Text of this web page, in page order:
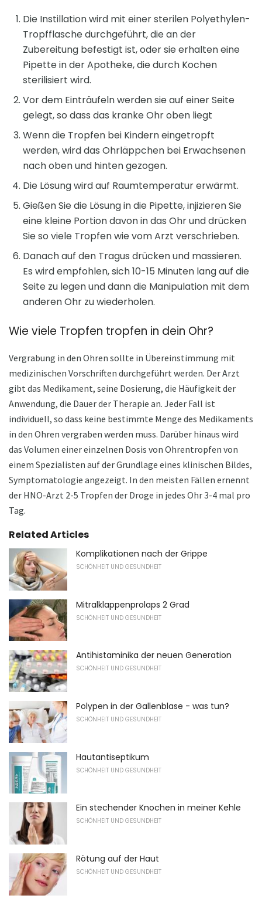
Die Instillation wird mit einer sterilen Polyethylen-
Tropfflasche durchgeführt, die an der
Zubereitung befestigt ist, oder sie erhalten eine
Pipette in der Apotheke, die durch Kochen
sterilisiert wird.
Vor dem Einträufeln werden sie auf einer Seite
gelegt, so dass das kranke Ohr oben liegt
Wenn die Tropfen bei Kindern eingetropft
werden, wird das Ohrläppchen bei Erwachsenen
nach oben und hinten gezogen.
Die Lösung wird auf Raumtemperatur erwärmt.
Gießen Sie die Lösung in die Pipette, injizieren Sie
eine kleine Portion davon in das Ohr und drücken
Sie so viele Tropfen wie vom Arzt verschrieben.
Danach auf den Tragus drücken und massieren.
Es wird empfohlen, sich 10-15 Minuten lang auf die
Seite zu legen und dann die Manipulation mit dem
anderen Ohr zu wiederholen.
Wie viele Tropfen tropfen in dein Ohr?
Vergrabung in den Ohren sollte in Übereinstimmung mit
medizinischen Vorschriften durchgeführt werden. Der Arzt
gibt das Medikament, seine Dosierung, die Häufigkeit der
Anwendung, die Dauer der Therapie an. Jeder Fall ist
individuell, so dass keine bestimmte Menge des Medikaments
in den Ohren vergraben werden muss. Darüber hinaus wird
das Volumen einer einzelnen Dosis von Ohrentropfen von
einem Spezialisten auf der Grundlage eines klinischen Bildes,
Symptomatologie angezeigt. In den meisten Fällen ernennt
der HNO-Arzt 2-5 Tropfen der Droge in jedes Ohr 3-4 mal pro
Tag.
Related Articles
Komplikationen nach der Grippe
SCHÖNHEIT UND GESUNDHEIT
Mitralklappenprolaps 2 Grad
SCHÖNHEIT UND GESUNDHEIT
Antihistaminika der neuen Generation
SCHÖNHEIT UND GESUNDHEIT
Polypen in der Gallenblase - was tun?
SCHÖNHEIT UND GESUNDHEIT
Hautantiseptikum
SCHÖNHEIT UND GESUNDHEIT
Ein stechender Knochen in meiner Kehle
SCHÖNHEIT UND GESUNDHEIT
Rötung auf der Haut
SCHÖNHEIT UND GESUNDHEIT